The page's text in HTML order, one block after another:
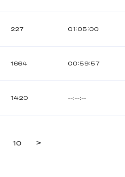
227 01:05:00
1664 00:59:57
1420 --:--:--
10 >